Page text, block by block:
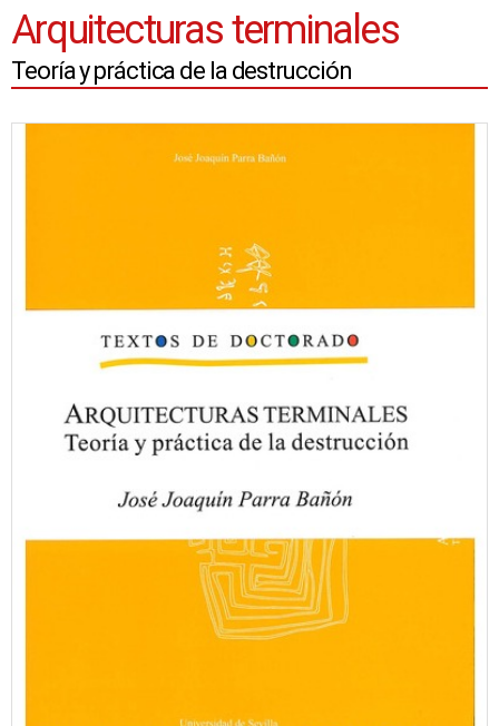
Arquitecturas terminales
Teoría y práctica de la destrucción